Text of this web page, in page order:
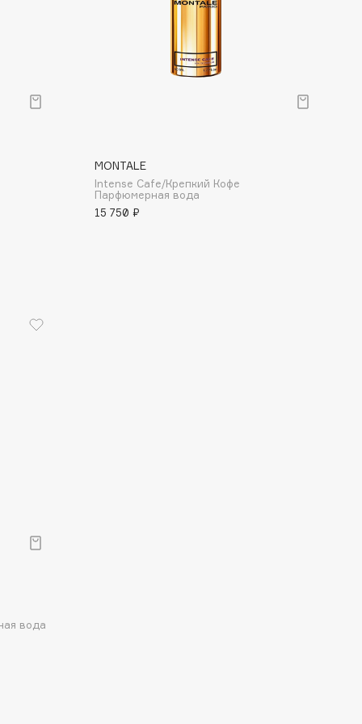
MONTALE
Intense Cafe/Крепкий Кофе
Парфюмерная вода
15 750 ₽
вода